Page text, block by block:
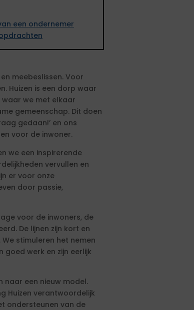
een ondernemer
meebeslissen. Voor
Huizen is een dorp waar
waar we met elkaar
gemeenschap. Dit doen
gedaan!’ en ons
voor de inwoner.
we een inspirerende
vervullen en
er voor onze
door passie,
voor de inwoners, de
De lijnen zijn kort en
stimuleren het nemen
werk en zijn eerlijk
naar een nieuw model.
Huizen verantwoordelijk
ondersteunen van de